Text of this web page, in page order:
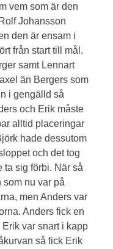
vem som är den
Johansson
den är ensam i
från start till mål.
samt Lennart
än Bergers som
i gengälld så
och Erik måste
alltid placeringar
hade dessutom
och det tog
ta sig förbi. När så
nu var på
men Anders var
Anders fick en
var snart i kapp
så fick Erik